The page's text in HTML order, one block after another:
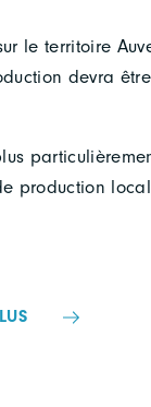
le territoire
devra
production